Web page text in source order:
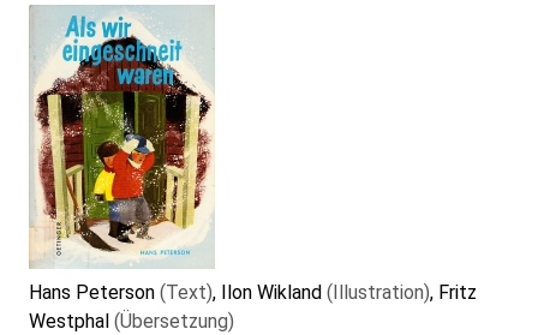
Hans Peterson (Text), Ilon Wikland (Illustration), Fritz
Westphal (Übersetzung)